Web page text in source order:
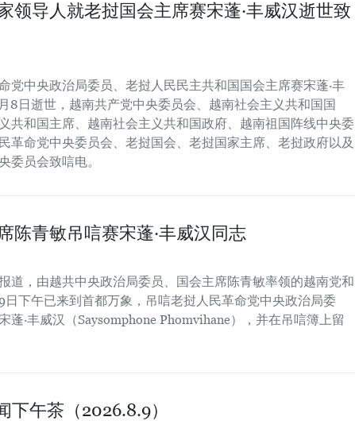
领导人就老挝国会主席赛宋蓬·丰威汉逝世致
党中央政治局委员、老挝人民民主共和国国会主席赛宋蓬·丰
8日逝世，越南共产党中央委员会、越南社会主义共和国国
共和国主席、越南社会主义共和国政府、越南祖国阵线中央委
革命党中央委员会、老挝国会、老挝国家主席、老挝政府以及
委员会致唁电。
陈青敏吊唁赛宋蓬·丰威汉同志
道，由越共中央政治局委员、国会主席陈青敏率领的越南党和
日下午已来到首都万象，吊唁老挝人民革命党中央政治局委
蓬·丰威汉（Saysomphone Phomvihane），并在吊唁簿上留
下午茶（2026.8.9）